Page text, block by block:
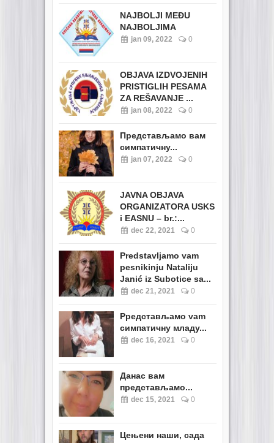
NAJBOLJI MEĐU
NAJBOLJIMA
jan 09, 2022 0
OBJAVA IZDVOJENIH
PRISTIGLIH PESAMA
ZA REŠAVANJE ...
jan 08, 2022 0
Представљамо вам
симпатичну...
jan 07, 2022 0
JAVNA OBJAVA
ORGANIZATORA USKS
i EASNU – br.:...
dec 22, 2021 0
Predstavljamo vam
pesnikinju Nataliju
Janić iz Subotice sa...
dec 21, 2021 0
Pредстављамо vam
симпатичну младу...
dec 16, 2021 0
Данас вам
представљамо...
dec 15, 2021 0
Цењени наши, сада